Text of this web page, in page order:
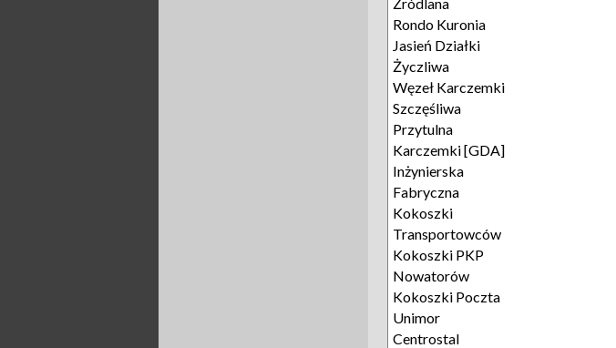
Rondo Kuronia
Jasień Działki
Życzliwa
Węzeł Karczemki
Szczęśliwa
Przytulna
Karczemki [GDA]
Inżynierska
Fabryczna
Kokoszki
Transportowców
Kokoszki PKP
Nowatorów
Kokoszki Poczta
Unimor
Centrostal